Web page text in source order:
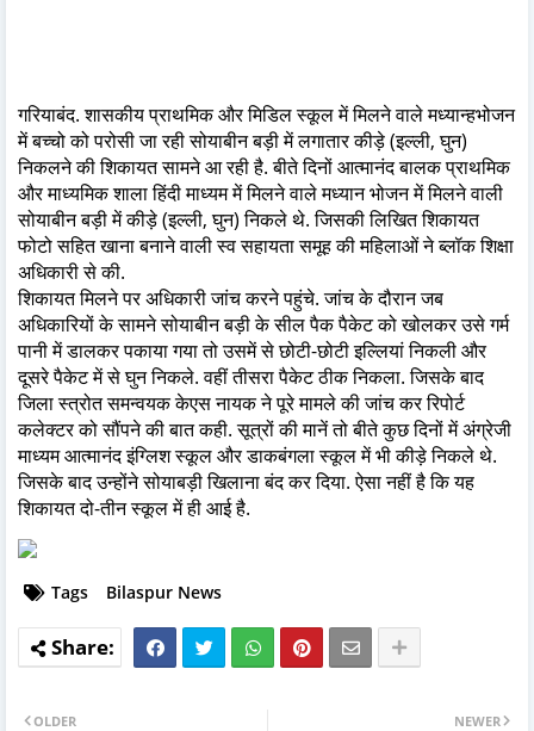
गरियाबंद. शासकीय प्राथमिक और मिडिल स्कूल में मिलने वाले मध्यान्हभोजन
में बच्चो को परोसी जा रही सोयाबीन बड़ी में लगातार कीड़े (इल्ली, घुन)
निकलने की शिकायत सामने आ रही है. बीते दिनों आत्मानंद बालक प्राथमिक
और माध्यमिक शाला हिंदी माध्यम में मिलने वाले मध्यान भोजन में मिलने वाली
सोयाबीन बड़ी में कीड़े (इल्ली, घुन) निकले थे. जिसकी लिखित शिकायत
फोटो सहित खाना बनाने वाली स्व सहायता समूह की महिलाओं ने ब्लॉक शिक्षा
अधिकारी से की.
शिकायत मिलने पर अधिकारी जांच करने पहुंचे. जांच के दौरान जब
अधिकारियों के सामने सोयाबीन बड़ी के सील पैक पैकेट को खोलकर उसे गर्म
पानी में डालकर पकाया गया तो उसमें से छोटी-छोटी इल्लियां निकली और
दूसरे पैकेट में से घुन निकले. वहीं तीसरा पैकेट ठीक निकला. जिसके बाद
जिला स्त्रोत समन्वयक केएस नायक ने पूरे मामले की जांच कर रिपोर्ट
कलेक्टर को सौंपने की बात कही. सूत्रों की मानें तो बीते कुछ दिनों में अंग्रेजी
माध्यम आत्मानंद इंग्लिश स्कूल और डाकबंगला स्कूल में भी कीड़े निकले थे.
जिसके बाद उन्होंने सोयाबड़ी खिलाना बंद कर दिया. ऐसा नहीं है कि यह
शिकायत दो-तीन स्कूल में ही आई है.
Tags Bilaspur News
NEWER
OLDER